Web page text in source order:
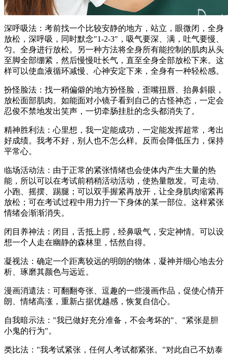
深呼吸法：考前找一个比较安静的地方，站立，眼微闭，全身
放松，深呼吸，同时默念"1-2-3"，吸气要深、满，吐气要慢、
匀。全身进行放松。另一种方法将全身所有能控制的肌肉从头
至脚全部绷紧，然后慢慢吐长气，直至全身全部放松下来。这
样可以使血液循环减慢、心神安定下来，全身有一种轻松感。
扮怪脸法：找一稍偏僻的地方扮怪脸，歪嘴扭唇、抬鼻斜眼，
放松面部肌肉。如能面对小镜子看到自己的古怪神态，一定会
忍俊不禁地发出笑声，一切牵肠挂肚的念头都消失了。
精神胜利法：心里想，我一定能成功，一定能发挥超常，考出
好成绩。我考不好，别人也不怎么样。反而会降低压力，保持
平常心。
临场活动法：由于正常的紧张情绪也会使体内产生大量的热
能，所以可以在考试前稍稍活动活动，使热量散发。可走动、
小跑、摇摆、踢腿；可以双手握紧再放开，让全身肌肉缩紧再
放松；可在考试过程中用力拧一下身体的某一部位。这样紧张
情绪会渐渐消失。
闭目养神法：闭目，舌抵上腭，经鼻吸气，安定神情。可以设
想一个人走在幽静的森林里，恬然自得。
凝视法：确定一个距离较远的明朗的物体，凝神并细心地去分
析、琢磨其颜色与远近。
漫画消遣法：可翻翻夸张、逗趣的一些漫画作品，促使心情开
朗、情绪高涨，重新占据优越感，恢复自信心。
自我暗示法："我已做好充分准备，不会考坏的"、"紧张是胆
小鬼的行为"。
类比法："我考试紧张，任何人考试都紧张。"对此自己不妨泰